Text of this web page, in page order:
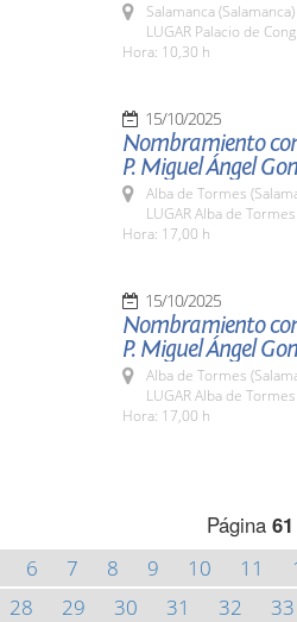
Salamanca (Salamanca)
LUGAR Palacio de
Hora: 10,30 h
15/10/2025
Nombramiento
P. Miguel Ángel
Alba de Tormes
LUGAR Alba de Tormes
Hora: 17,00 h
15/10/2025
Nombramiento
P. Miguel Ángel
Alba de Tormes
LUGAR Alba de Tormes
Hora: 17,00 h
Página 61
6 7 8 9 10 11
28 29 30 31 32 33